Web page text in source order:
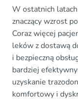
W ostatnich
znaczący wzrost
Coraz więcej
leków z dostawą
i bezpieczną
bardziej
uzyskanie
komfortowy i